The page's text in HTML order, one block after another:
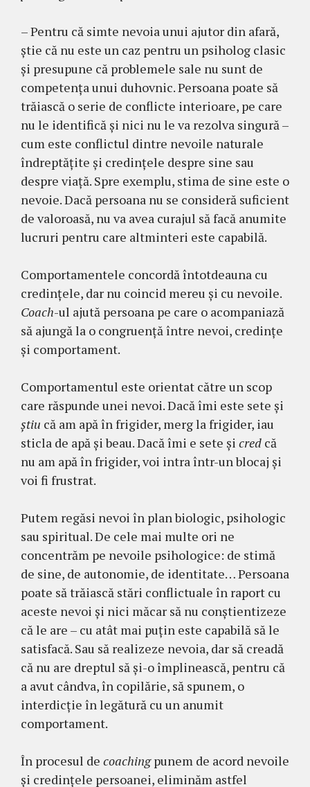
– Pentru că simte nevoia unui ajutor din afară,
ştie că nu este un caz pentru un psiholog clasic
şi presupune că problemele sale nu sunt de
competenţa unui duhovnic. Persoana poate să
trăiască o serie de conflicte interioare, pe care
nu le identifică şi nici nu le va rezolva singură –
cum este conflictul dintre nevoile naturale
îndreptățite şi credințele despre sine sau
despre viață. Spre exemplu, stima de sine este o
nevoie. Dacă persoana nu se consideră suficient
de valoroasă, nu va avea curajul să facă anumite
lucruri pentru care altminteri este capabilă.
Comportamentele concordă întotdeauna cu
credințele, dar nu coincid mereu și cu nevoile.
Coach-ul ajută persoana pe care o acompaniază
să ajungă la o congruență între nevoi, credințe
și comportament.
Comportamentul este orientat către un scop
care răspunde unei nevoi. Dacă îmi este sete și
știu că am apă în frigider, merg la frigider, iau
sticla de apă și beau. Dacă îmi e sete și cred că
nu am apă în frigider, voi intra într-un blocaj şi
voi fi frustrat.
Putem regăsi nevoi în plan biologic, psihologic
sau spiritual. De cele mai multe ori ne
concentrăm pe nevoile psihologice: de stimă
de sine, de autonomie, de identitate… Persoana
poate să trăiască stări conflictuale în raport cu
aceste nevoi și nici măcar să nu conștientizeze
că le are – cu atât mai puțin este capabilă să le
satisfacă. Sau să realizeze nevoia, dar să creadă
că nu are dreptul să şi-o împlinească, pentru că
a avut cândva, în copilărie, să spunem, o
interdicţie în legătură cu un anumit
comportament.
În procesul de coachingpunem de acord nevoile
şi credinţele persoanei, eliminăm astfel